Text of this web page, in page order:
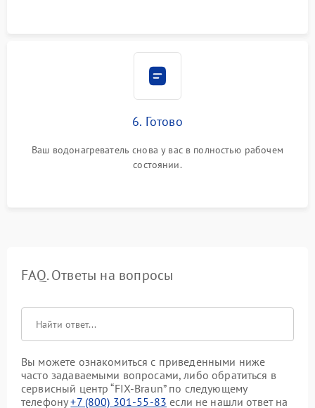
6. Готово
Ваш водонагреватель снова у вас в полностью рабочем
состоянии.
FAQ. Ответы на вопросы
Вы можете ознакомиться с приведенными ниже
часто задаваемыми вопросами, либо обратиться в
сервисный центр “FIX-Braun” по следующему
телефону+7 (800) 301-55-83 если не нашли ответ на